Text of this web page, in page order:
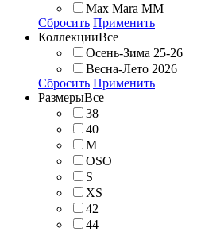
Max Mara MM
Сбросить Применить
КоллекцииВсе
Осень-Зима 25-26
Весна-Лето 2026
Сбросить Применить
РазмерыВсе
38
40
M
OSO
S
XS
42
44